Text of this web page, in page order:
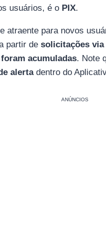
usuários, é o PIX.
atraente para novos
partir desolicitações via
acumuladas. Note
alertadentro do
ANÚNCIOS